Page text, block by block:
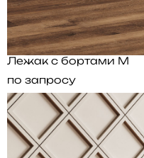
Лежак с бортами M
по запросу